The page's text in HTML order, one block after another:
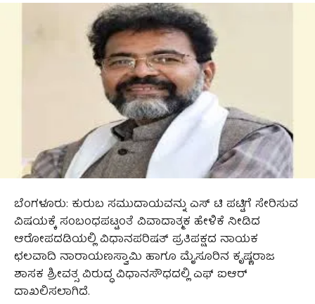
ಬೆಂಗಳೂರು: ಕುರುಬ ಸಮುದಾಯವನ್ನು ಎಸ್‌ ಟಿ ಪಟ್ಟಿಗೆ ಸೇರಿಸುವ
ವಿಷಯಕ್ಕೆ ಸಂಬಂಧಪಟ್ಟಂತೆ ವಿವಾದಾತ್ಮಕ ಹೇಳಿಕೆ ನೀಡಿದ
ಆರೋಪದಡಿಯಲ್ಲಿ ವಿಧಾನಪರಿಷತ್‌ ಪ್ರತಿಪಕ್ಷದ ನಾಯಕ
ಛಲವಾದಿ ನಾರಾಯಣಸ್ವಾಮಿ ಹಾಗೂ ಮೈಸೂರಿನ ಕೃಷ್ಣರಾಜ
ಶಾಸಕ ಶ್ರೀವತ್ಸ ವಿರುದ್ಧ ವಿಧಾನಸೌಧದಲ್ಲಿ ಎಫ್‌ ಐಆರ್‌
ದಾಖಲಿಸಲಾಗಿದೆ.